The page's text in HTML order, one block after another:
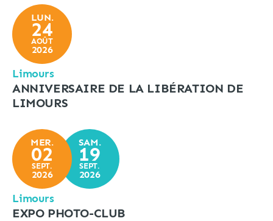
LUN.
24
AOÛT
2026
Limours
ANNIVERSAIRE DE LA LIBÉRATION DE
LIMOURS
MER.
02
SEPT.
2026
SAM.
19
SEPT.
2026
Limours
EXPO PHOTO-CLUB